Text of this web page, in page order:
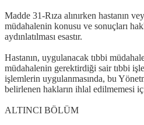
Madde 31-Rıza alınırken hastanın
müdahalenin konusu ve sonuçları
aydınlatılması esastır.
Hastanın, uygulanacak tıbbi
müdahalenin gerektirdiği sair tıbbi
işlemlerin uygulanmasında, bu
belirlenen hakların ihlal edilmemesi
ALTINCI BÖLÜM